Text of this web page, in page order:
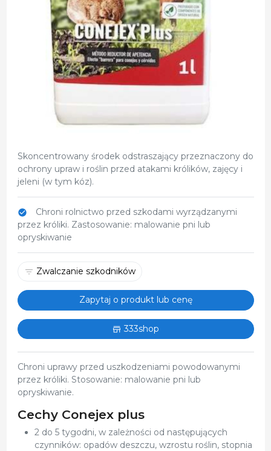
Skoncentrowany środek odstraszający przeznaczony do
ochrony upraw i roślin przed atakami królików, zajęcy i
jeleni (w tym kóz).
Chroni rolnictwo przed szkodami wyrządzanymi
przez króliki. Zastosowanie: malowanie pni lub
opryskiwanie
Zwalczanie szkodników
Zapytaj o produkt lub cenę
333shop
Chroni uprawy przed uszkodzeniami powodowanymi
przez króliki. Stosowanie: malowanie pni lub
opryskiwanie.
Cechy Conejex plus
2 do 5 tygodni, w zależności od następujących
czynników: opadów deszczu, wzrostu roślin, stopnia